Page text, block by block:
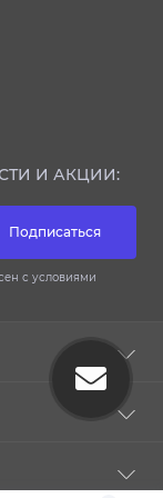
И АКЦИИ:
Подписаться
с условиями